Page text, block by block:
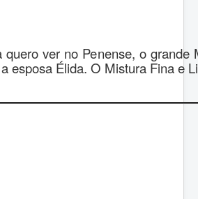
ver no Penense, o grande
esposa Élida. O Mistura Fina e